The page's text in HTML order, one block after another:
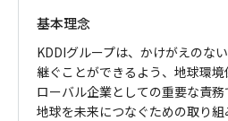
基本理念
KDDIグループは、かけがえのな
継ぐことができるよう、地球環
ローバル企業としての重要な責
地球を未来につなぐための取り組